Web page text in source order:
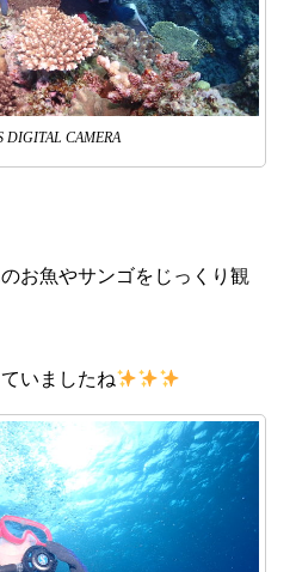
DIGITAL CAMERA
お魚やサンゴをじっくり観
いましたね